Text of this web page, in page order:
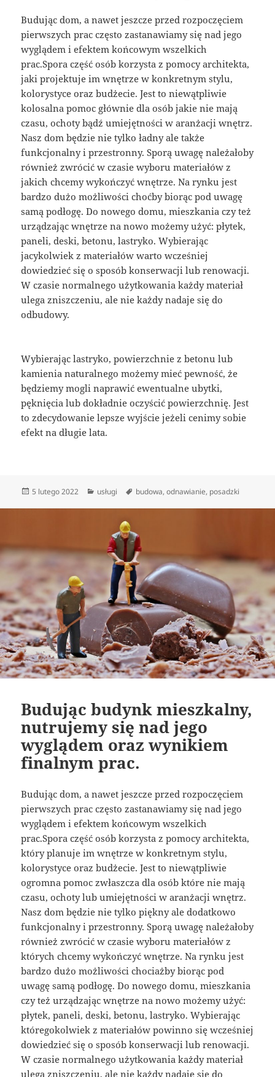
Budując dom, a nawet jeszcze przed rozpoczęciem
pierwszych prac często zastanawiamy się nad jego
wyglądem i efektem końcowym wszelkich
prac.Spora część osób korzysta z pomocy architekta,
jaki projektuje im wnętrze w konkretnym stylu,
kolorystyce oraz budżecie. Jest to niewątpliwie
kolosalna pomoc głównie dla osób jakie nie mają
czasu, ochoty bądź umiejętności w aranżacji wnętrz.
Nasz dom będzie nie tylko ładny ale także
funkcjonalny i przestronny. Sporą uwagę należałoby
również zwrócić w czasie wyboru materiałów z
jakich chcemy wykończyć wnętrze. Na rynku jest
bardzo dużo możliwości choćby biorąc pod uwagę
samą podłogę. Do nowego domu, mieszkania czy też
urządzając wnętrze na nowo możemy użyć: płytek,
paneli, deski, betonu, lastryko. Wybierając
jacykolwiek z materiałów warto wcześniej
dowiedzieć się o sposób konserwacji lub renowacji.
W czasie normalnego użytkowania każdy materiał
ulega zniszczeniu, ale nie każdy nadaje się do
odbudowy.
Wybierając lastryko, powierzchnie z betonu lub
kamienia naturalnego możemy mieć pewność, że
będziemy mogli naprawić ewentualne ubytki,
pęknięcia lub dokładnie oczyścić powierzchnię. Jest
to zdecydowanie lepsze wyjście jeżeli cenimy sobie
efekt na długie lata.
Data
5 lutego 2022 Kategorie
usługi Tagi
budowa,odnawianie, posadzki
Budując budynk mieszkalny,
nutrujemy się nad jego
wyglądem oraz wynikiem
finalnym prac.
Budując dom, a nawet jeszcze przed rozpoczęciem
pierwszych prac często zastanawiamy się nad jego
wyglądem i efektem końcowym wszelkich
prac.Spora część osób korzysta z pomocy architekta,
który planuje im wnętrze w konkretnym stylu,
kolorystyce oraz budżecie. Jest to niewątpliwie
ogromna pomoc zwłaszcza dla osób które nie mają
czasu, ochoty lub umiejętności w aranżacji wnętrz.
Nasz dom będzie nie tylko piękny ale dodatkowo
funkcjonalny i przestronny. Sporą uwagę należałoby
również zwrócić w czasie wyboru materiałów z
których chcemy wykończyć wnętrze. Na rynku jest
bardzo dużo możliwości chociażby biorąc pod
uwagę samą podłogę. Do nowego domu, mieszkania
czy też urządzając wnętrze na nowo możemy użyć:
płytek, paneli, deski, betonu, lastryko. Wybierając
któregokolwiek z materiałów powinno się wcześniej
dowiedzieć się o sposób konserwacji lub renowacji.
W czasie normalnego użytkowania każdy materiał
ulega zniszczeniu, ale nie każdy nadaje się do